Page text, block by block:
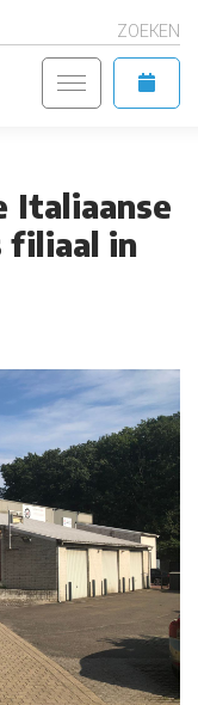
ZOEKEN
Italiaanse
filiaal in